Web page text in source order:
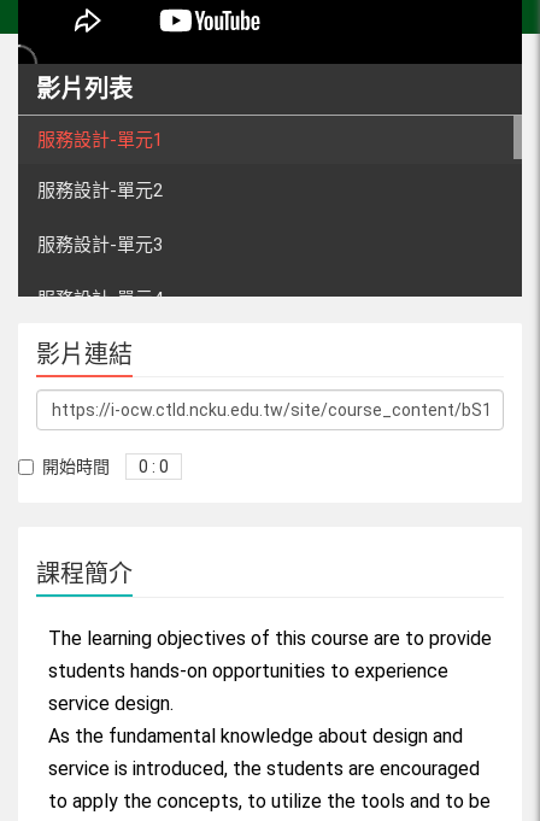
影片列表
服務設計-單元1
服務設計-單元2
服務設計-單元3
服務設計-單元4
服務設計-單元5
服務設計-單元6
服務設計-單元7-1
服務設計-單元8
服務設計-單元10
服務設計-單元11
影片連結
開始時間 0 : 0
課程簡介
The learning objectives of this course are to provide
students hands-on opportunities to experience
service design.
As the fundamental knowledge about design and
service is introduced, the students are encouraged
to apply the concepts, to utilize the tools and to be